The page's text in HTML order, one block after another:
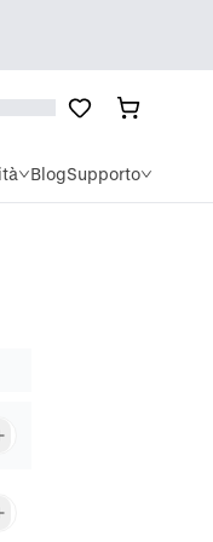
BlogSupporto